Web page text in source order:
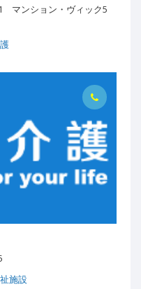
マンション・ヴィック5
施設